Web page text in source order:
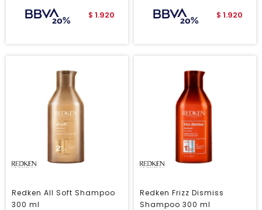
$ 1.920 $ 1.920
Redken All Soft Shampoo
300 ml
Redken Frizz Dismiss
Shampoo 300 ml